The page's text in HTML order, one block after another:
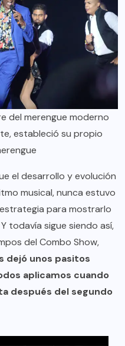
del merengue moderno
estableció su propio
el desarrollo y evolución
musical, nunca estuvo
para mostrarlo
todavía sigue siendo así,
del Combo Show,
dejó unos pasitos
aplicamos cuando
después del segundo